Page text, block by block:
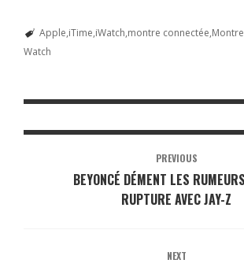
Apple iTime iWatch montre connectée
Watch
PREVIOUS
BEYONCÉ DÉMENT LES
RUPTURE AVEC JAY-Z
NEXT